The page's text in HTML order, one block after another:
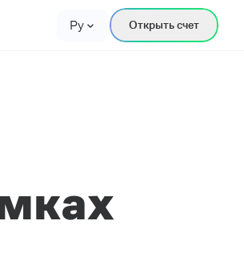
Ру Открыть счет